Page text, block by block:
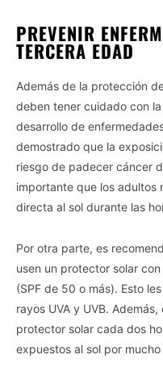
Do Not
If you wish to opt-out of
processing of your
targeted advertising by us,
opt-out request is
interest-based ads based
us or personal information
your opt-out. You may
disclosure of your
IAB’s list of downstream
also be disclosed by us to
PREVENIR
TERCERA EDAD
Además de la protección
deben tener cuidado con
desarrollo de
demostrado que la
riesgo de padecer cáncer
importante que los adultos
directa al sol durante las
Por otra parte, es
usen un protector solar
(SPF de 50 o más). Esto
rayos UVA y UVB.
protector solar cada dos
expuestos al sol por